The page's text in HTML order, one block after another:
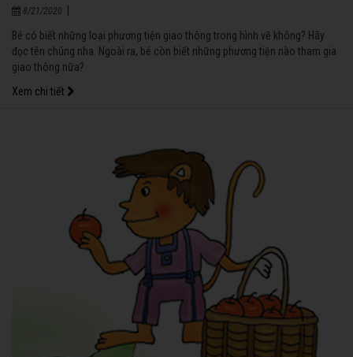
8/21/2020
Bé có biết những loại phương tiện giao thông trong hình vẽ không? Hãy
đọc tên chúng nha. Ngoài ra, bé còn biết những phương tiện nào tham gia
giao thông nữa?
Xem chi tiết